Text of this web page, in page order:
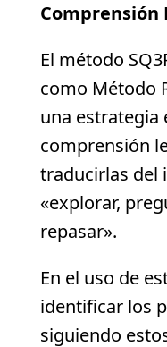
Comprensión
El método
como Método
una estrategia
comprensión
traducirlas del
«explorar,
repasar».
En el uso de
identificar los
siguiendo